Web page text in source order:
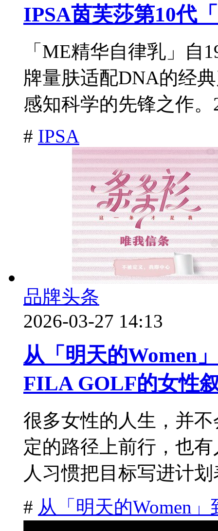
IPSA茵芙莎第10代
「ME精华自律乳」自
牌量肤适配DNA的经
感知科学的先锋之作。
# IPSA
品牌头条
2026-03-27 14:13
从「明天的Women
FILA GOLF的女性
很多女性的人生，并
定的路径上前行，也
人习惯把目标写进计
# 从「明天的Women